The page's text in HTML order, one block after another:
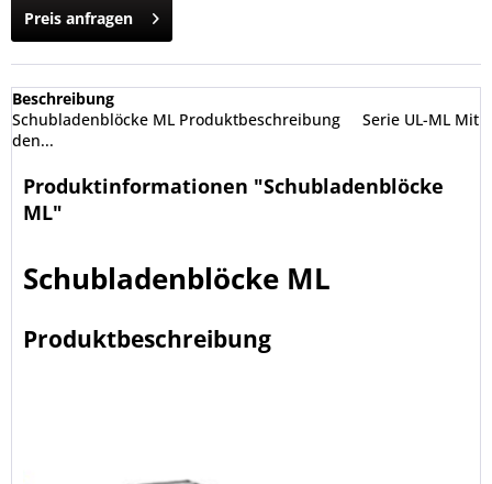
Preis anfragen
Beschreibung
Schubladenblöcke ML Produktbeschreibung Serie UL-ML Mit
den...
Produktinformationen "Schubladenblöcke
ML"
Schubladenblöcke ML
Produktbeschreibung